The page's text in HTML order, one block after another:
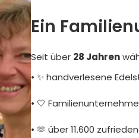
Ein
Seit über 28 Jahren
• ✨ handverlesene
• 🤍
• 🫶 über 11.600